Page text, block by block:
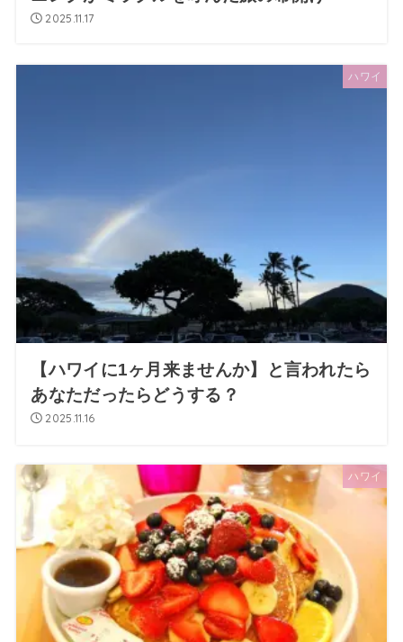
2025.11.17
ハワイ
【ハワイに1ヶ月来ませんか】と言われたら
あなただったらどうする？
2025.11.16
ハワイ